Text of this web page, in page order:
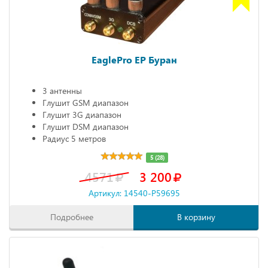
EaglePro EP Буран
3 антенны
Глушит GSM диапазон
Глушит 3G диапазон
Глушит DSM диапазон
Радиус 5 метров
5 (28)
4571 3 200
Артикул: 14540-P59695
Подробнее В корзину